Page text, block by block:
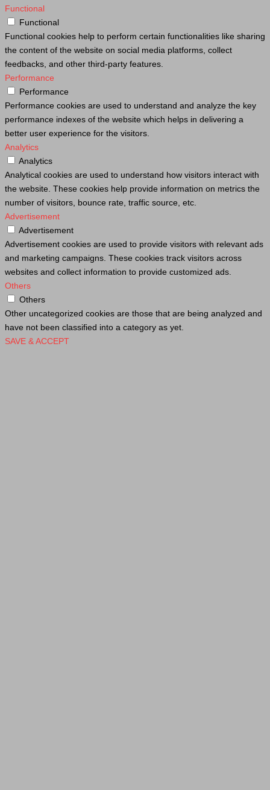
Functional
Functional
Functional cookies help to perform certain functionalities like sharing
the content of the website on social media platforms, collect
feedbacks, and other third-party features.
Performance
Performance
Performance cookies are used to understand and analyze the key
performance indexes of the website which helps in delivering a
better user experience for the visitors.
Analytics
Analytics
Analytical cookies are used to understand how visitors interact with
the website. These cookies help provide information on metrics the
number of visitors, bounce rate, traffic source, etc.
Advertisement
Advertisement
Advertisement cookies are used to provide visitors with relevant ads
and marketing campaigns. These cookies track visitors across
websites and collect information to provide customized ads.
Others
Others
Other uncategorized cookies are those that are being analyzed and
have not been classified into a category as yet.
SAVE & ACCEPT